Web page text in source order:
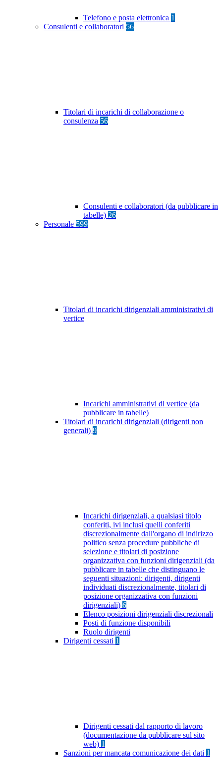
Telefono e posta elettronica 1
Consulenti e collaboratori 56
Titolari di incarichi di collaborazione o
consulenza 56
Consulenti e collaboratori (da pubblicare in
tabelle) 26
Personale 599
Titolari di incarichi dirigenziali amministrativi di
vertice
Incarichi amministrativi di vertice (da
pubblicare in tabelle)
Titolari di incarichi dirigenziali (dirigenti non
generali) 9
Incarichi dirigenziali, a qualsiasi titolo
conferiti, ivi inclusi quelli conferiti
discrezionalmente dall'organo di indirizzo
politico senza procedure pubbliche di
selezione e titolari di posizione
organizzativa con funzioni dirigenziali (da
pubblicare in tabelle che distinguano le
seguenti situazioni: dirigenti, dirigenti
individuati discrezionalmente, titolari di
posizione organizzativa con funzioni
dirigenziali) 6
Elenco posizioni dirigenziali discrezionali
Posti di funzione disponibili
Ruolo dirigenti
Dirigenti cessati 1
Dirigenti cessati dal rapporto di lavoro
(documentazione da pubblicare sul sito
web) 1
Sanzioni per mancata comunicazione dei dati 1